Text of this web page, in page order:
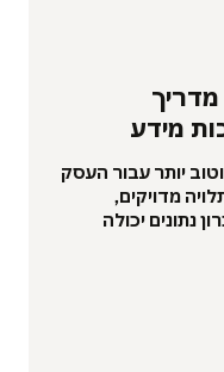
מדריך
מידע
יותר עבור העסק
מדויקים,
נתונים יכולה